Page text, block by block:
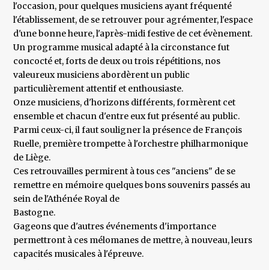
l'occasion, pour quelques musiciens ayant fréquenté
l'établissement, de se retrouver pour agrémenter, l'espace
d'une bonne heure, l'après-midi festive de cet évènement.
Un programme musical adapté à la circonstance fut
concocté et, forts de deux ou trois répétitions, nos
valeureux musiciens abordèrent un public
particulièrement attentif et enthousiaste.
Onze musiciens, d'horizons différents, formèrent cet
ensemble et chacun d'entre eux fut présenté au public.
Parmi ceux-ci, il faut souligner la présence de François
Ruelle, première trompette à l'orchestre philharmonique
de Liège.
Ces retrouvailles permirent à tous ces "anciens" de se
remettre en mémoire quelques bons souvenirs passés au
sein de l'Athénée Royal de
Bastogne.
Gageons que d'autres événements d'importance
permettront à ces mélomanes de mettre, à nouveau, leurs
capacités musicales à l'épreuve.